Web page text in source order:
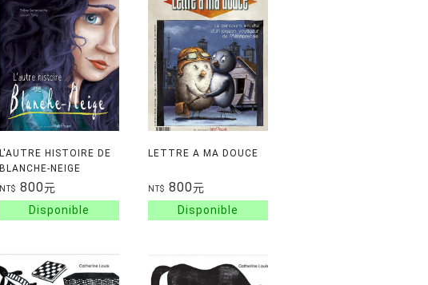
L'AUTRE HISTOIRE DE
BLANCHE-NEIGE
NT$ 800元
LETTRE A MA DOUCE
NT$ 800元